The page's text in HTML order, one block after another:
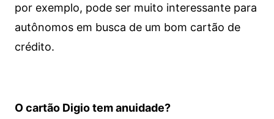
por exemplo, pode ser muito interessante para
autônomos em busca de um bom cartão de
crédito.
O cartão Digio tem anuidade?